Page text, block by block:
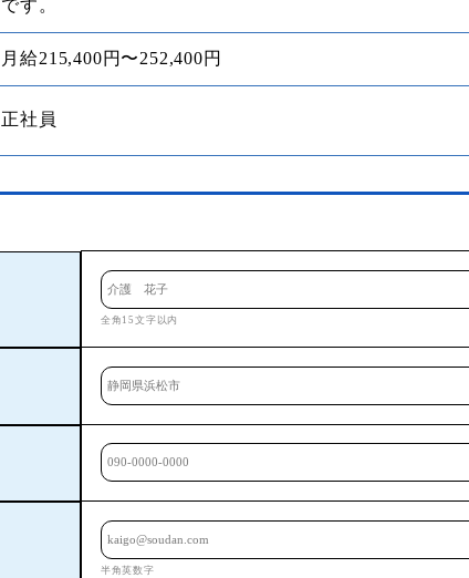
です。
月給215,400円〜252,400円
正社員
全角15文字以内
半角英数字